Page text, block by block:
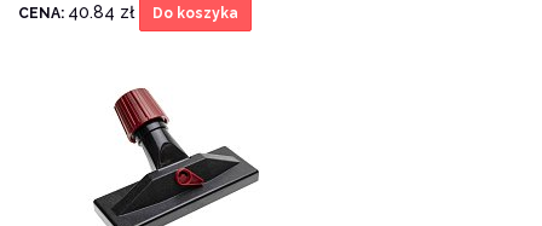
CENA: 40.84 zł Do koszyka